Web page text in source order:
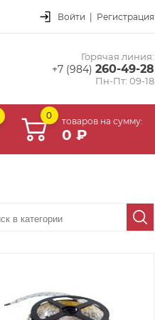
Войти | Регистрация
Горячая линия:
+7 (984) 260-49-28
Пн-Пт: 09-18
0
товаров на сумму:
0 ₽